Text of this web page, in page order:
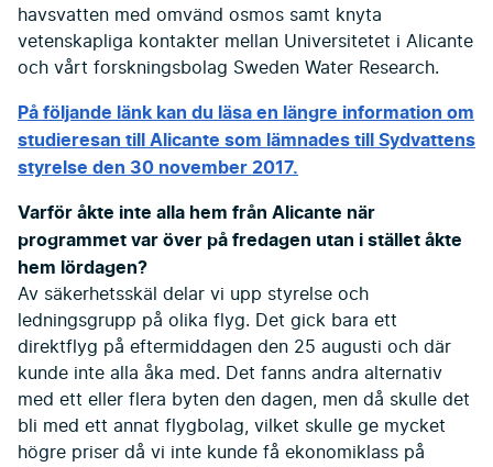
havsvatten med omvänd osmos samt knyta
vetenskap­liga kontakter mellan Universitetet i Alicante
och vårt forskningsbolag Sweden Water Research.
På följande länk kan du läsa en längre information om
studieresan till Alicante som lämnades till Sydvattens
styrelse den 30 november 2017.
Varför åkte inte alla hem från Alicante när
programmet var över på fredagen utan i stället åkte
hem lördagen?
Av säkerhetsskäl delar vi upp styrelse och
ledningsgrupp på olika flyg. Det gick bara ett
direktflyg på eftermiddagen den 25 augusti och där
kunde inte alla åka med. Det fanns andra alternativ
med ett eller flera byten den dagen, men då skulle det
bli med ett annat flygbolag, vilket skulle ge mycket
högre priser då vi inte kunde få ekonomiklass på